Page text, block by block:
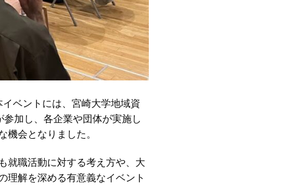
ベントには、宮崎大学地域資
加し、各企業や団体が実施し
会となりました。
就職活動に対する考え方や、大
理解を深める有意義なイベント